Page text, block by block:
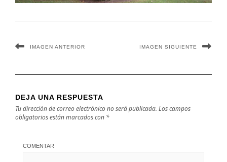
IMAGEN ANTERIOR IMAGEN SIGUIENTE
DEJA UNA RESPUESTA
Tu dirección de correo electrónico no será publicada. Los campos
obligatorios están marcados con *
COMENTAR